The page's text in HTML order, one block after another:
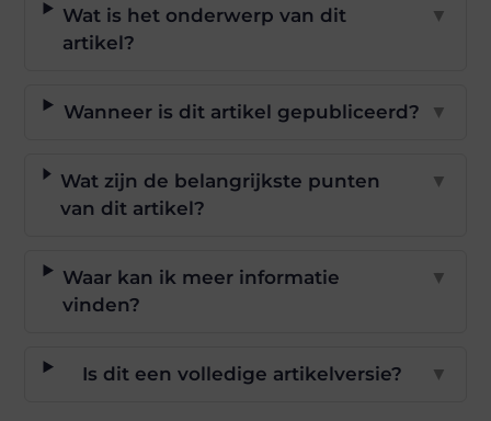
Wat is het onderwerp van dit
artikel?
▼
Wanneer is dit artikel gepubliceerd? ▼
Wat zijn de belangrijkste punten
van dit artikel?
▼
Waar kan ik meer informatie
vinden?
▼
Is dit een volledige artikelversie? ▼